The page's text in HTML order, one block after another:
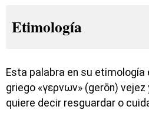
Etimología
Esta palabra en su etimología
griego «γερνων» (gerōn)
quiere decir resguardar o